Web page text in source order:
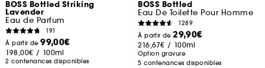
BOSS Bottled Striking
Lavender
Eau de Parfum
191
À partir de99,00€
198,00€ / 100ml
2 contenances disponibles
BOSS Bottled
Eau De Toilette Pour Homme
1289
À partir de29,90€
216,67€ / 100ml
Option gravure
5 contenances disponibles